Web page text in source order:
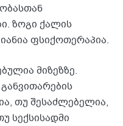
ზოგი ქალის
ფსიქოთერაპია.
მიზეზზე.
თუ შესაძლებელია,
სექსისადმი